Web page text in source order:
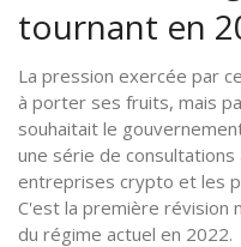
tournant en
La pression exercée par
à porter ses fruits, mais
souhaitait le
une série de
entreprises crypto et les
C'est la première révision
du régime actuel en 2022.